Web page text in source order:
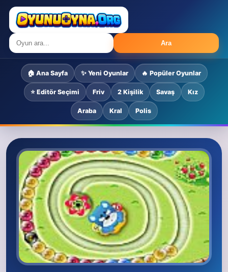
Ara
🏠 Ana Sayfa ✨ Yeni Oyunlar 🔥 Popüler Oyunlar
⭐ Editör Seçimi Friv 2 Kişilik Savaş Kız
Araba Kral Polis